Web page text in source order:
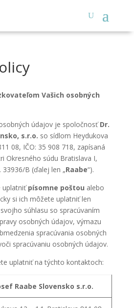
Vašich osobných
údajov je spoločnosťDr.
s.r.o. so sídlom Heydukova
08, IČO: 35 908 718, zapísaná
Okresného súdu Bratislava I,
33936/B (ďalej len „Raabe“).
uplatniťpísomne poštou alebo
si ich môžete uplatniť len
súhlasu so spracúvaním
osobných údajov, výmazu
spracúvania osobných
spracúvaniu osobných údajov.
uplatniť na týchto kontaktoch:
Raabe Slovensko s.r.o.